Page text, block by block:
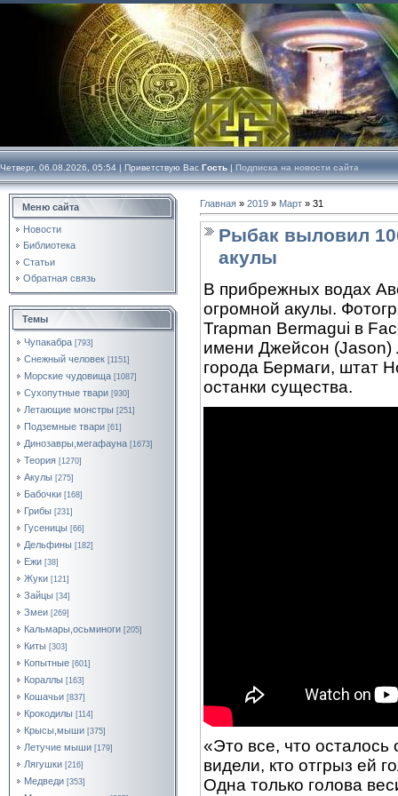
Четверг, 06.08.2026, 05:54 | Приветствую Вас Гость | Подписка на новости сайта
Меню сайта
Новости
Библиотека
Статьи
Обратная связь
Темы
Чупакабра [793]
Снежный человек [1151]
Морские чудовища [1087]
Сухопутные твари [930]
Летающие монстры [251]
Подземные твари [61]
Динозавры,мегафауна [1673]
Теория [1270]
Акулы [275]
Бабочки [168]
Грибы [231]
Гусеницы [66]
Дельфины [182]
Ежи [38]
Жуки [121]
Зайцы [34]
Змеи [269]
Кальмары,осьминоги [205]
Киты [303]
Копытные [601]
Кораллы [163]
Кошачьи [837]
Крокодилы [114]
Крысы,мыши [375]
Летучие мыши [179]
Лягушки [216]
Медведи [353]
Главная » 2019 » Март » 31
Рыбак выловил
акулы
В прибрежных водах
огромной акулы.
Trapman Bermagui в
имени Джейсон (Jason)
города Бермаги, штат
останки существа.
«Это все, что
видели, кто отгрыз ей
Одна только голова